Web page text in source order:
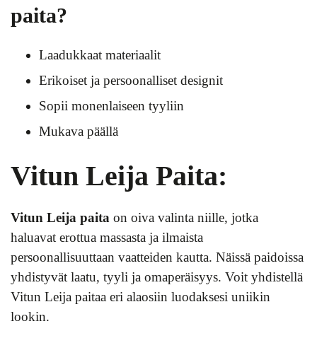
paita?
Laadukkaat materiaalit
Erikoiset ja persoonalliset designit
Sopii monenlaiseen tyyliin
Mukava päällä
Vitun Leija Paita:
Vitun Leija paita on oiva valinta niille, jotka
haluavat erottua massasta ja ilmaista
persoonallisuuttaan vaatteiden kautta. Näissä paidoissa
yhdistyvät laatu, tyyli ja omaperäisyys. Voit yhdistellä
Vitun Leija paitaa eri alaosiin luodaksesi uniikin
lookin.